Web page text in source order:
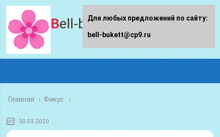
Bell-bukett.ru
Главная › Фикус
30.03.2020
Для любых предложений по сайту:
bell-bukett@cp9.ru